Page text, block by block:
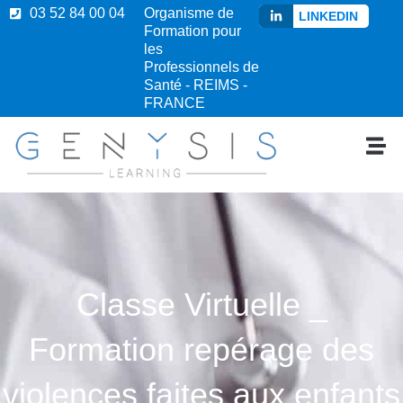
03 52 84 00 04
Organisme de
Formation pour
les
Professionnels de
Santé - REIMS -
FRANCE
LINKEDIN
Classe Virtuelle _
Formation repérage des
violences faites aux enfants